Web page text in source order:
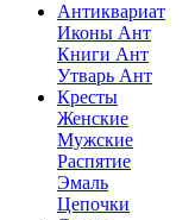
Антиквариат
Иконы Ант
Книги Ант
Утварь Ант
Кресты
Женские
Мужские
Распятие
Эмаль
Цепочки